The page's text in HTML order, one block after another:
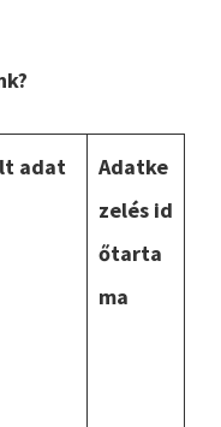
adat
Adatke
zelés id
őtarta
ma